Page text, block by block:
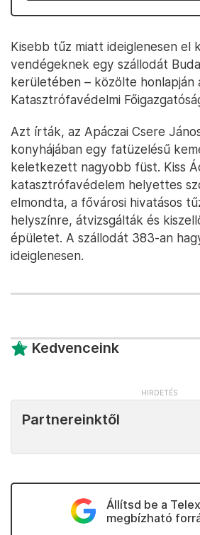
Kisebb tűz miatt ideiglenesen el
vendégeknek egy szállodát
kerületében – közölte honlapján
Katasztrófavédelmi
Azt írták, az Apáczai Csere
konyhájában egy fatüzelésű
keletkezett nagyobb füst. Kiss
katasztrófavédelem helyettes
elmondta, a fővárosi hivatásos
helyszínre, átvizsgálták és
épületet. A szállodát 383-an
ideiglenesen.
Kedvenceink
Partnereinktől
Állítsd be a
megbízható